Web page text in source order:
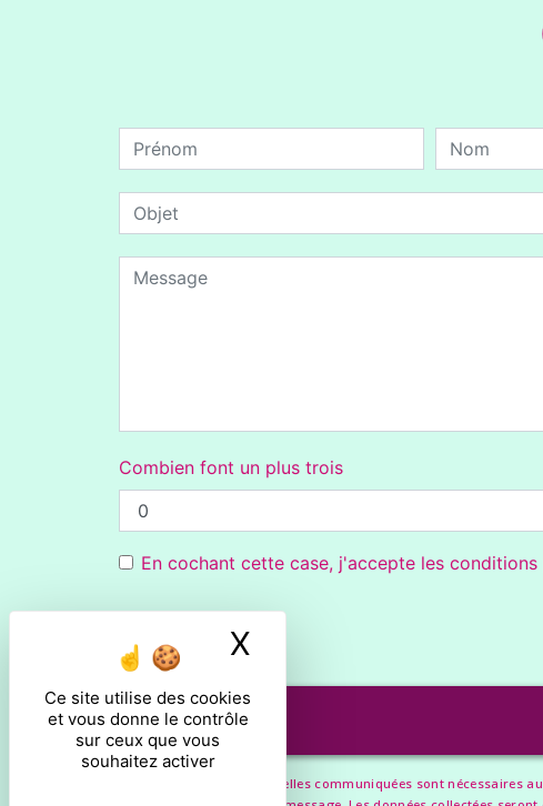
Ce site utilise des cookies
et vous donne le contrôle
sur ceux que vous
souhaitez activer
X
Combien font un plus trois
En cochant cette case, j'accepte les
** Les données personnelles communiquées sont